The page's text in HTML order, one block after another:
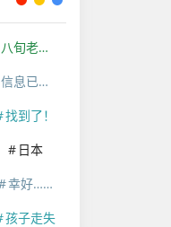
八旬老人走失
信息已删除
找到了！
日本
幸好……
孩子走失